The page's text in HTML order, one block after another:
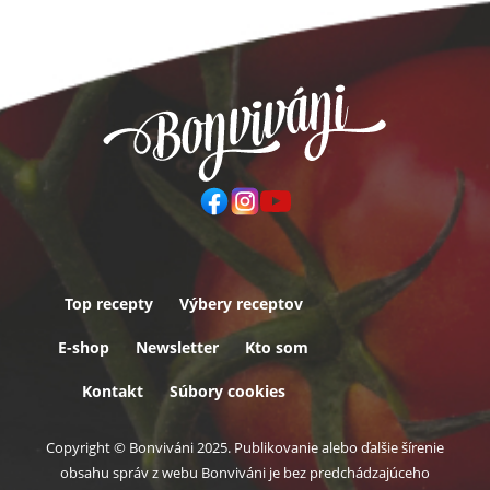
Top recepty Výbery receptov
E-shop Newsletter Kto som
Kontakt Súbory cookies
Copyright © Bonviváni 2025. Publikovanie alebo ďalšie šírenie
obsahu správ z webu Bonviváni je bez predchádzajúceho